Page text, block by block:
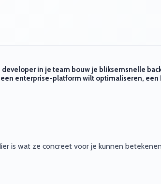
in je team bouw je bliksemsnelle
enterprise-platform wilt optimaliseren, een
is wat ze concreet voor je kunnen